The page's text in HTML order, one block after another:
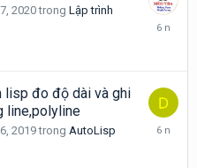
2020trong Lập trình
Tháng
lisp đo độ dài và ghi
line,polyline
2019trong AutoLisp
Tháng